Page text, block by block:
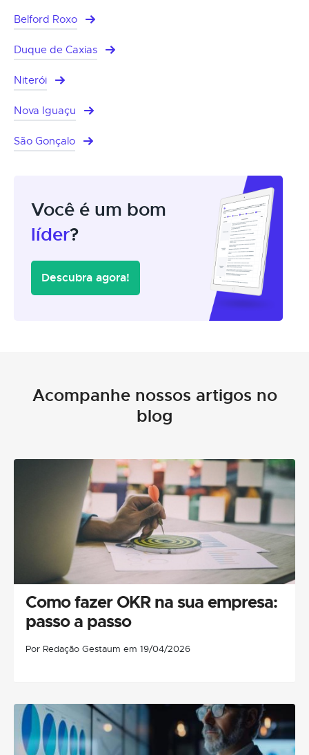
Belford Roxo
Duque de Caxias
Niterói
Nova Iguaçu
São Gonçalo
Você é um bom
líder?
Descubra agora!
Acompanhe nossos artigos no
blog
Como fazer OKR na sua empresa:
passo a passo
Por Redação Gestaum em 19/04/2026